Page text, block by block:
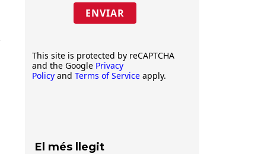
ENVIAR
This site is protected by reCAPTCHA
and the Google Privacy
Policy and Terms of Service apply.
El més llegit